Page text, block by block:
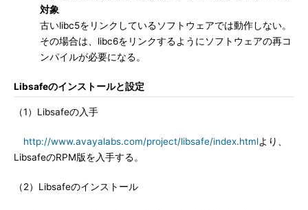
対象
古いlibc5をリンクしているソフトウェアでは動作しない。
その場合は、libc6をリンクするようにソフトウェアの再コ
ンパイルが必要になる。
Libsafeのインストールと設定
（1）Libsafeの入手
http://www.avayalabs.com/project/libsafe/index.htmlより、
LibsafeのRPM版を入手する。
（2）Libsafeのインストール